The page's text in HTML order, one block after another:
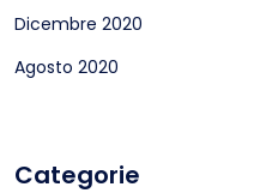
Dicembre 2020
Agosto 2020
Categorie